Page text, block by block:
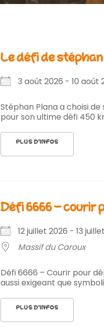
le défi de
3 août 2026 - 10 août
Stéphan Plana a choisi de
pour son ultime défi 450
PLUS D’INFOS
défi 6666 - courir
12 juillet 2026 - 13
Massif du Caroux
Défi 6666 – Courir pour
aussi exigeant que
PLUS D’INFOS